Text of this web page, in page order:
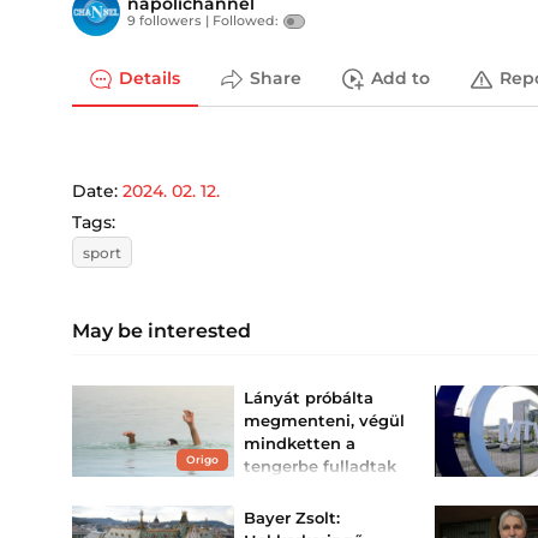
9 followers | Followed:
Details Share Add to
Date: 2024. 02. 12.
Tags:
sport
May be interested
Origo
Lányát próbálta
megmenteni, végül
mindketten a
tengerbe fulladtak
azonnal a segítségükre
siettek.
Bayer Zsolt: